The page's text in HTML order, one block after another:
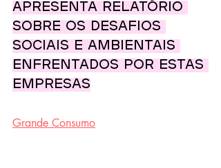
APRESENTA RELATÓRIO
SOBRE OS DESAFIOS
SOCIAIS E AMBIENTAIS
ENFRENTADOS POR ESTAS
EMPRESAS
Grande Consumo